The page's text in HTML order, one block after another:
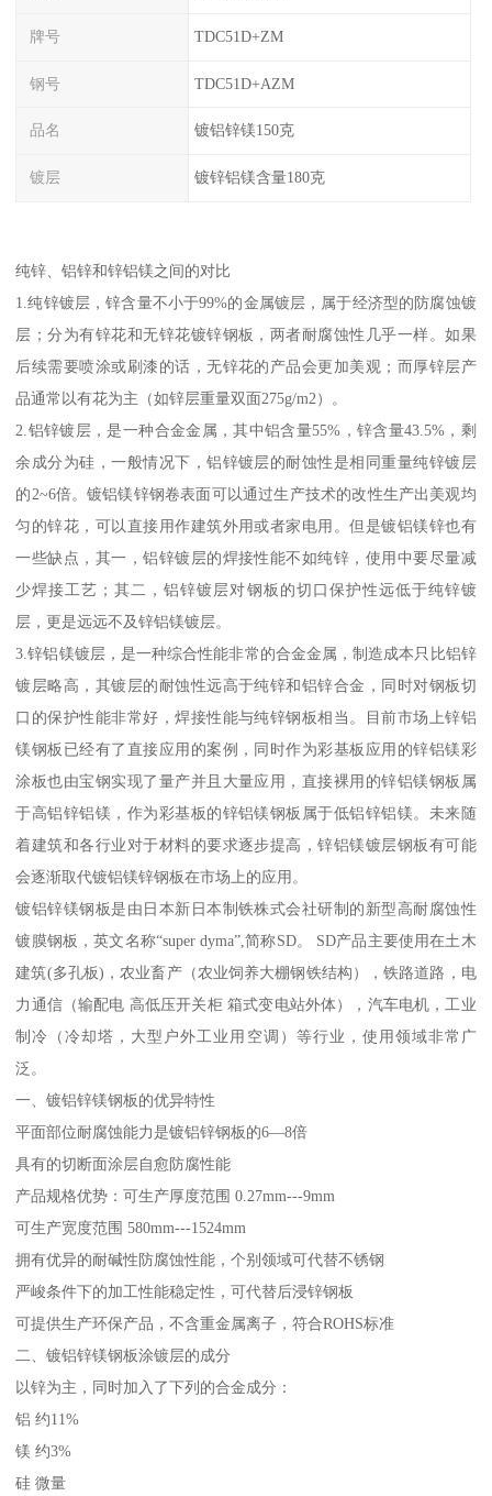
牌号 TDC51D+ZM
钢号 TDC51D+AZM
品名 镀铝锌镁150克
镀层 镀锌铝镁含量180克
纯锌、铝锌和锌铝镁之间的对比
1.纯锌镀层，锌含量不小于99%的金属镀层，属于经济型的防腐蚀镀
层；分为有锌花和无锌花镀锌钢板，两者耐腐蚀性几乎一样。如果
后续需要喷涂或刷漆的话，无锌花的产品会更加美观；而厚锌层产
品通常以有花为主（如锌层重量双面275g/m2）。
2.铝锌镀层，是一种合金金属，其中铝含量55%，锌含量43.5%，剩
余成分为硅，一般情况下，铝锌镀层的耐蚀性是相同重量纯锌镀层
的2~6倍。镀铝镁锌钢卷表面可以通过生产技术的改性生产出美观均
匀的锌花，可以直接用作建筑外用或者家电用。但是镀铝镁锌也有
一些缺点，其一，铝锌镀层的焊接性能不如纯锌，使用中要尽量减
少焊接工艺；其二，铝锌镀层对钢板的切口保护性远低于纯锌镀
层，更是远远不及锌铝镁镀层。
3.锌铝镁镀层，是一种综合性能非常的合金金属，制造成本只比铝锌
镀层略高，其镀层的耐蚀性远高于纯锌和铝锌合金，同时对钢板切
口的保护性能非常好，焊接性能与纯锌钢板相当。目前市场上锌铝
镁钢板已经有了直接应用的案例，同时作为彩基板应用的锌铝镁彩
涂板也由宝钢实现了量产并且大量应用，直接裸用的锌铝镁钢板属
于高铝锌铝镁，作为彩基板的锌铝镁钢板属于低铝锌铝镁。未来随
着建筑和各行业对于材料的要求逐步提高，锌铝镁镀层钢板有可能
会逐渐取代镀铝镁锌钢板在市场上的应用。
镀铝锌镁钢板是由日本新日本制铁株式会社研制的新型高耐腐蚀性
镀膜钢板，英文名称“super dyma”,简称SD。 SD产品主要使用在土木
建筑(多孔板)，农业畜产（农业饲养大棚钢铁结构），铁路道路，电
力通信（输配电 高低压开关柜 箱式变电站外体），汽车电机，工业
制冷（冷却塔，大型户外工业用空调）等行业，使用领域非常广
泛。
一、镀铝锌镁钢板的优异特性
平面部位耐腐蚀能力是镀铝锌钢板的6—8倍
具有的切断面涂层自愈防腐性能
产品规格优势：可生产厚度范围 0.27mm---9mm
可生产宽度范围 580mm---1524mm
拥有优异的耐碱性防腐蚀性能，个别领域可代替不锈钢
严峻条件下的加工性能稳定性，可代替后浸锌钢板
可提供生产环保产品，不含重金属离子，符合ROHS标准
二、镀铝锌镁钢板涂镀层的成分
以锌为主，同时加入了下列的合金成分：
铝 约11%
镁 约3%
硅 微量